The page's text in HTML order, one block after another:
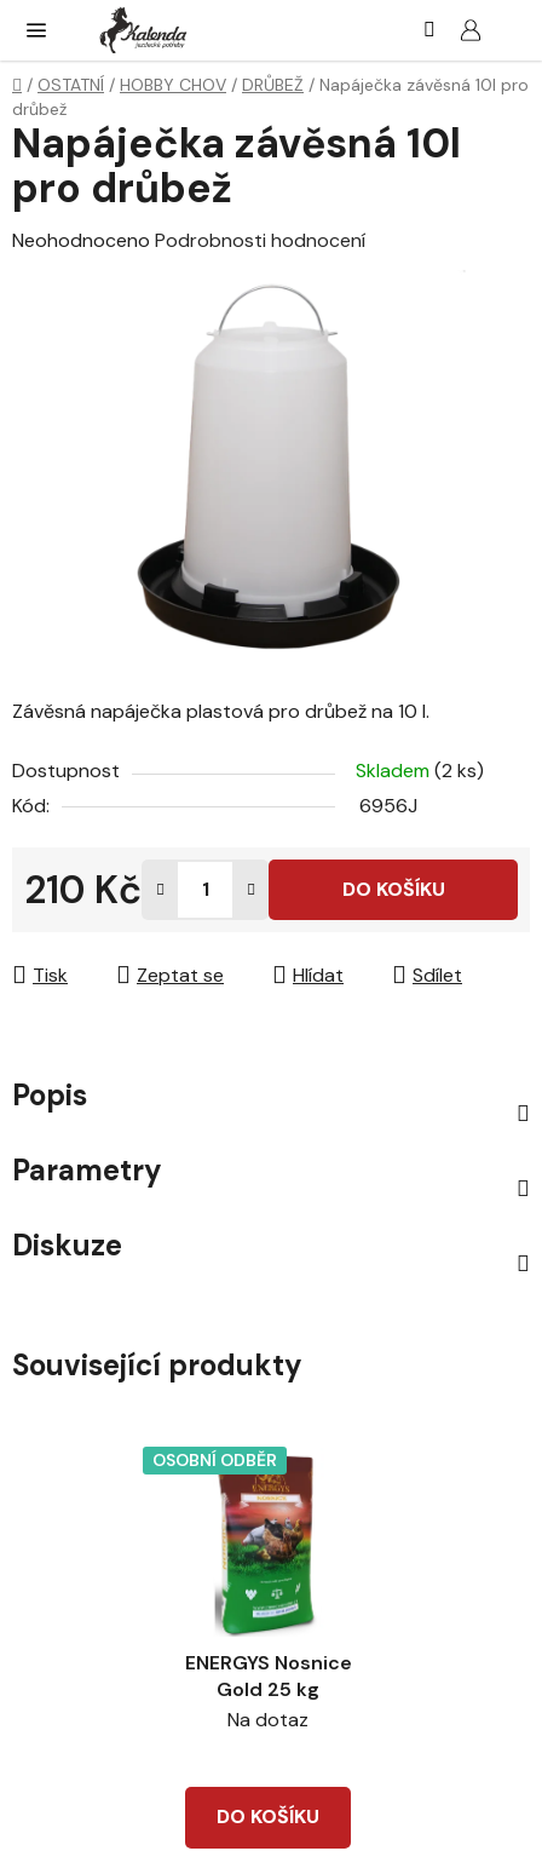
obsah
Domů
/ OSTATNÍ / HOBBY CHOV / DRŮBEŽ / Napáječka závěsná 10l pro
drůbež
Závěsná napáječka plastová pro drůbež na 10 l.
Dostupnost Skladem(2 ks)
Kód:
6956J
210 Kč DO KOŠÍKU
Tisk Zeptat se Hlídat Sdílet
Napáječka závěsná 10l
pro drůbež
Průměrné
Neohodnoceno Podrobnosti hodnocení
Popis
Parametry
Diskuze
Související produkty
OSOBNÍ ODBĚR
ENERGYS Nosnice
Gold 25 kg
Na dotaz
DO KOŠÍKU